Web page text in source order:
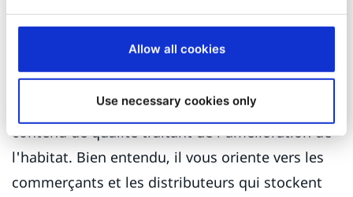
Allow all cookies
Use necessary cookies only
L'un de ses clients B2B les plus tournés vers
l'avenir est l’entreprise de charpente
Holm. « Son site, construit sur Ibexa, est
intéressant car il propose un vaste ensemble de
contenu de qualité traitant de l’amélioration de
l'habitat. Bien entendu, il vous oriente vers les
commerçants et les distributeurs qui stockent